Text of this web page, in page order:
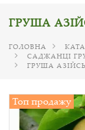
ГРУША
ГОЛОВНА
САДЖАНЦІ
ГРУША
Топ продажу